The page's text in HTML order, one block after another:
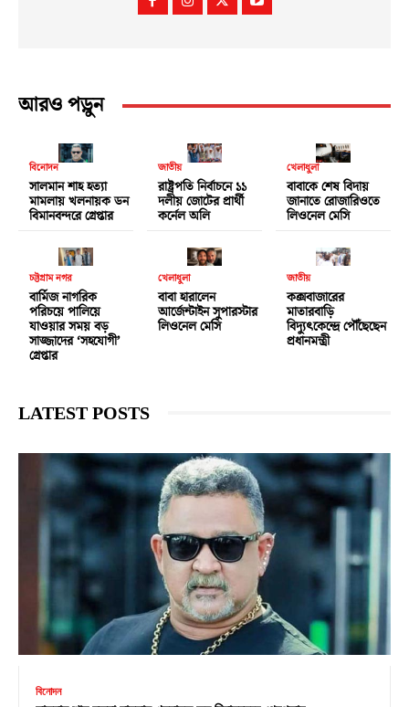
আরও পড়ুন
বিনোদন
সালমান শাহ হত্যা
মামলায় খলনায়ক ডন
বিমানবন্দরে গ্রেপ্তার
জাতীয়
রাষ্ট্রপতি নির্বাচনে ১১
দলীয় জোটের প্রার্থী
কর্নেল অলি
খেলাধুলা
বাবাকে শেষ বিদায়
জানাতে রোজারিওতে
লিওনেল মেসি
চট্টগ্রাম নগর
বার্মিজ নাগরিক
পরিচয়ে পালিয়ে
যাওয়ার সময় বড়
সাজ্জাদের ‘সহযোগী’
গ্রেপ্তার
খেলাধুলা
বাবা হারালেন
আর্জেন্টাইন সুপারস্টার
লিওনেল মেসি
জাতীয়
কক্সবাজারের
মাতারবাড়ি
বিদ্যুৎকেন্দ্রে পৌঁছেছেন
প্রধানমন্ত্রী
LATEST POSTS
বিনোদন